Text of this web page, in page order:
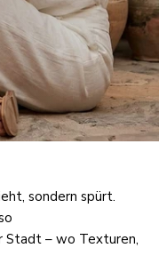
sondern spürt.
Stadt – wo Texturen,